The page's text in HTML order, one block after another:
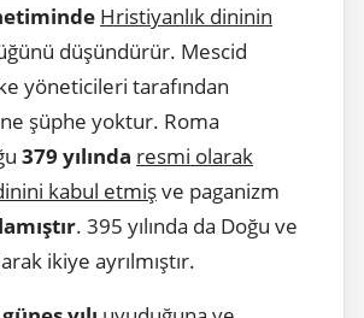
Hristiyanlık dininin
düşündürür. Mescid
yöneticileri tarafından
şüphe yoktur. Roma
379 yılında resmi olarak
kabul etmişve paganizm
. 395 yılında da Doğu ve
ikiye ayrılmıştır.